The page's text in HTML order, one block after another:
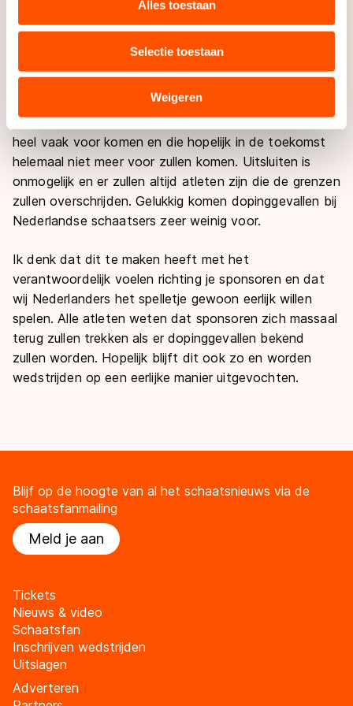
uw gebruik van onze site met onze partners voor social
combineren met andere gegevens die u aan hen heeft
verstrekt of die zij hebben verzameld via hun services.
Sommige partners kunnen gegevens doorgeven aan
landen buiten de EU, zoals de VS, waar mogelijk geen
adequaat beschermingsniveau geldt volgens de GDPR.
Door op ‘Toestaan’ te klikken, stemt u in met deze
Alles toestaan
Selectie toestaan
Weigeren
Dan is de eenzaamheid wel erg groot. En voor
prestaties moet je lekker in je vel zitten. Schaatsen op
rancune kan niet lang goed gaan. Ik betwijfel dan ook
ooit heeft gehad.
Gelukkig zijn dit uitzonderlijke gebeurtenissen die niet
heel vaak voor komen en die hopelijk in de toekomst
helemaal niet meer voor zullen komen. Uitsluiten is
onmogelijk en er zullen altijd atleten zijn die de grenzen
zullen overschrijden. Gelukkig komen dopinggevallen bij
Nederlandse schaatsers zeer weinig voor.
Ik denk dat dit te maken heeft met het
verantwoordelijk voelen richting je sponsoren en dat
wij Nederlanders het spelletje gewoon eerlijk willen
spelen. Alle atleten weten dat sponsoren zich massaal
terug zullen trekken als er dopinggevallen bekend
zullen worden. Hopelijk blijft dit ook zo en worden
wedstrijden op een eerlijke manier uitgevochten.
Blijf op de hoogte van al het schaatsnieuws via de
schaatsfanmailing
Meld je aan
Tickets
Nieuws & video
Schaatsfan
Inschrijven wedstrijden
Uitslagen
Adverteren